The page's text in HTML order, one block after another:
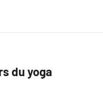
du yoga